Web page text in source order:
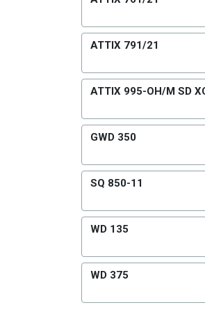
ATTIX 791/21
ATTIX 995-OH/M SD
GWD 350
SQ 850-11
WD 135
WD 375